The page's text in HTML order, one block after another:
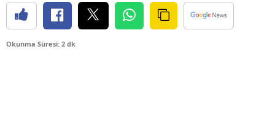
Okunma Süresi: 2 dk